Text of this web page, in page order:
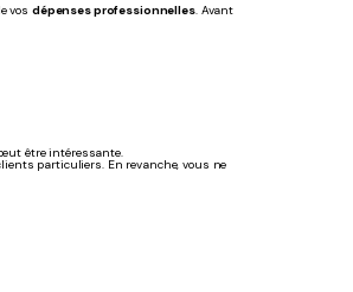
vos dépenses professionnelles. Avant
être intéressante.
particuliers. En revanche, vous ne